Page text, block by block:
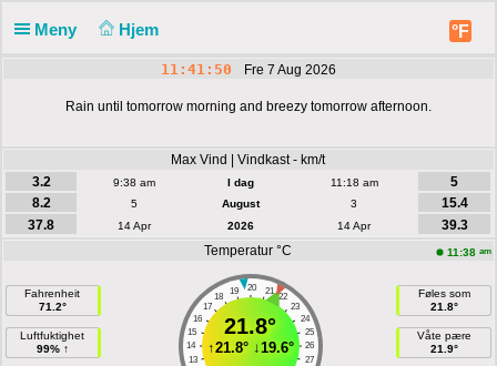
Meny Hjem °F
11:41:51 Fre 7 Aug 2026
Rain until tomorrow morning and breezy tomorrow afternoon.
Max Vind | Vindkast - km/t
3.2
9:38 am I dag 11:18 am
5
8.2
5 August 3
15.4
37.8
14 Apr 2026 14 Apr
39.3
Temperatur °C
11:38 am
Fahrenheit
71.2°
Luftfuktighet
99% ↑
20
19 21
18
22
17
23
16
24
15
25
14
26
13
27
21.8°
↑21.8°↓19.6°
Føles som
21.8°
Våte pære
21.9°